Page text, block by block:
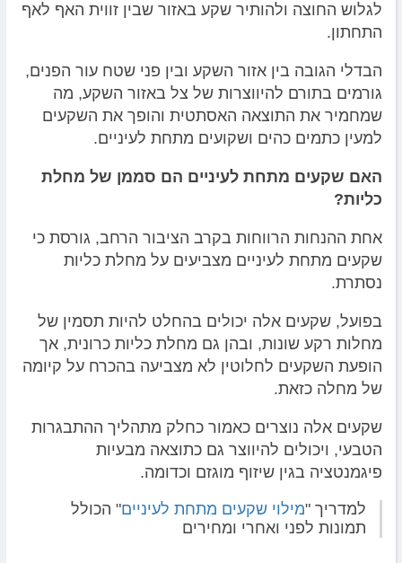
לגלוש החוצה ולהותיר שקע באזור שבין זווית האף לאף
התחתון.
הבדלי הגובה בין אזור השקע ובין פני שטח עור הפנים,
גורמים בתורם להיווצרות של צל באזור השקע, מה
שמחמיר את התוצאה האסתטית והופך את השקעים
למעין כתמים כהים ושקועים מתחת לעיניים.
האם שקעים מתחת לעיניים הם סממן של מחלת
כליות?
אחת ההנחות הרווחות בקרב הציבור הרחב, גורסת כי
שקעים מתחת לעיניים מצביעים על מחלת כליות
נסתרת.
בפועל, שקעים אלה יכולים בהחלט להיות תסמין של
מחלות רקע שונות, ובהן גם מחלת כליות כרונית, אך
הופעת השקעים לחלוטין לא מצביעה בהכרח על קיומה
של מחלה כזאת.
שקעים אלה נוצרים כאמור כחלק מתהליך ההתבגרות
הטבעי, ויכולים להיווצר גם כתוצאה מבעיות
פיגמנטציה בגין שיזוף מוגזם וכדומה.
למדריך "מילוי שקעים מתחת לעיניים" הכולל
תמונות לפני ואחרי ומחירים